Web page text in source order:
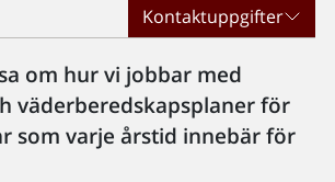
Kontaktuppgifter
om hur vi jobbar med
väderberedskapsplaner för
som varje årstid innebär för